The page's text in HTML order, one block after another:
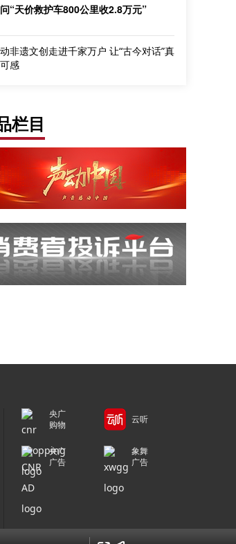
“天价救护车800公里收2.8万元”
非遗文创走进千家万户 让“古今对话”真
感
栏目
央广
购物
云听
央广
广告
象舞
广告